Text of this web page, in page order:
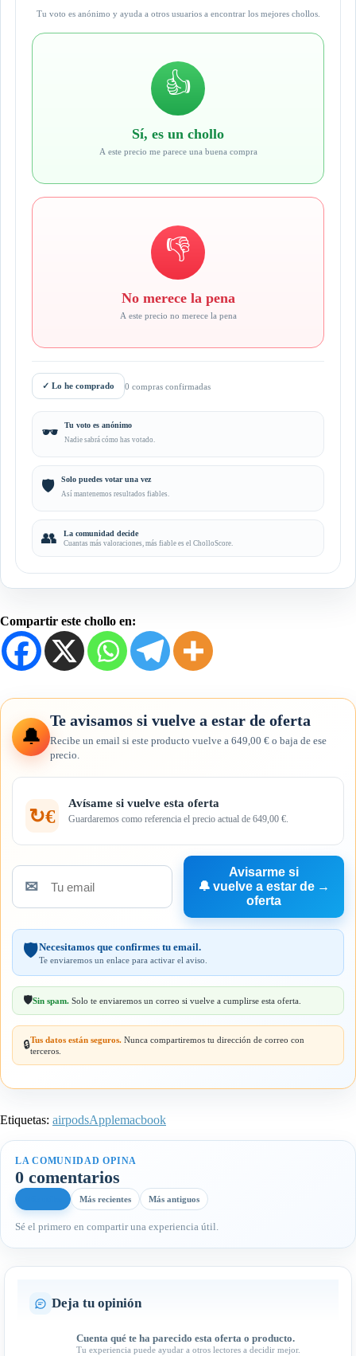
Tu voto es anónimo y ayuda a otros usuarios a encontrar los mejores chollos.
👍
Sí, es un chollo
A este precio me parece una buena compra
👎
No merece la pena
A este precio no merece la pena
✓ Lo he comprado 0 compras confirmadas
🕶️ Tu voto es anónimo
Nadie sabrá cómo has votado.
🛡️ Solo puedes votar una vez
Así mantenemos resultados fiables.
👥 La comunidad decide
Cuantas más valoraciones, más fiable es el CholloScore.
Compartir este chollo en:
🔔
Te avisamos si vuelve a estar de oferta
Recibe un email si este producto vuelve a 649,00 € o baja de ese
precio.
↻€
Avísame si vuelve esta oferta
Guardaremos como referencia el precio actual de 649,00 €.
Tu
email
✉ 🔔
Avisarme si
vuelve a estar de
oferta
→
🛡️Necesitamos que confirmes tu email.
Te enviaremos un enlace para activar el aviso.
🛡️Sin spam. Solo te enviaremos un correo si vuelve a cumplirse esta oferta.
🔒Tus datos están seguros. Nunca compartiremos tu dirección de correo con
terceros.
Etiquetas: airpodsApplemacbook
LA COMUNIDAD OPINA
0 comentarios
Más recientes Más antiguos
Sé el primero en compartir una experiencia útil.
Deja tu opinión
Cuenta qué te ha parecido esta oferta o producto.
Tu experiencia puede ayudar a otros lectores a decidir mejor.